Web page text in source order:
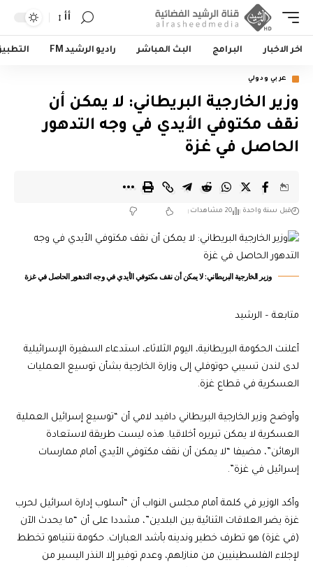
أأ
اخر الاخبار البرامج البث المباشر راديو الرشيد FM
عربي ودولي
وزير الخارجية البريطاني: لا يمكن أن
نقف مكتوفي الأيدي في وجه التدهور
الحاصل في غزة
قبل سنة واحدة 20 مشاهدات
وزير الخارجية البريطاني: لا يمكن أن نقف مكتوفي الأيدي في وجه التدهور الحاصل في غزة
متابعة – الرشيد
أعلنت الحكومة البريطانية، اليوم الثلاثاء، استدعاء السفيرة الإسرائيلية
لدى لندن تسيبي حوتوفلي إلى وزارة الخارجية بشأن توسيع العمليات
العسكرية في قطاع غزة.
وأوضح وزير الخارجية البريطاني دافيد لامي أن “توسيع إسرائيل العملية
العسكرية لا يمكن تبريره أخلاقيا. هذه ليست طريقة لاستعادة
الرهائن”، مضيفا “لا يمكن أن نقف مكتوفي الأيدي أمام ممارسات
إسرائيل في غزة”.
وأكد الوزير في كلمة أمام مجلس النواب أن “أسلوب إدارة اسرائيل لحرب
غزة يضر العلاقات الثنائية بين البلدين”، مشددا على أن “ما يحدث الآن
(في غزة) هو تطرف خطير وندينه بأشد العبارات. حكومة نتنياهو تخطط
لإجلاء الفلسطينيين من منازلهم، وعدم توفير إلا النذر اليسير من